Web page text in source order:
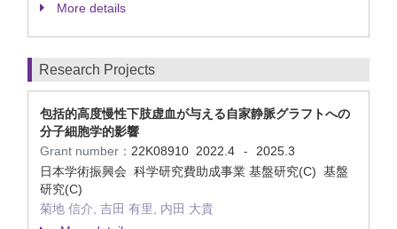
More details
Research Projects
包括的高度慢性下肢虚血が与える自家静脈グラフトへの
分子細胞学的影響
Grant number： 22K08910 2022.4 -
2025.3
日本学術振興会 科学研究費助成事業 基盤研究(C) 基盤
研究(C)
菊地 信介, 吉田 有里, 内田 大貴